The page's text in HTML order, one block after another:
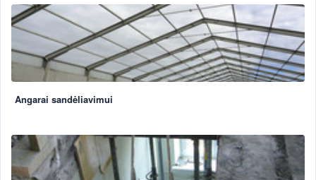
Angarai sandėliavimui